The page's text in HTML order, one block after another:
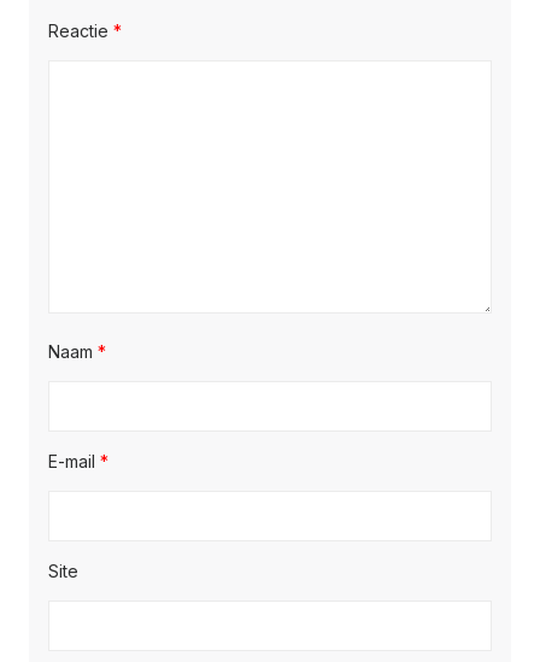
Reactie *
Naam *
E-mail *
Site